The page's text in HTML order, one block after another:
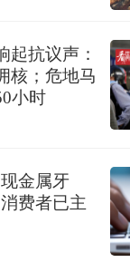
起抗议声：
核；危地马
小时
金属牙
费者已主